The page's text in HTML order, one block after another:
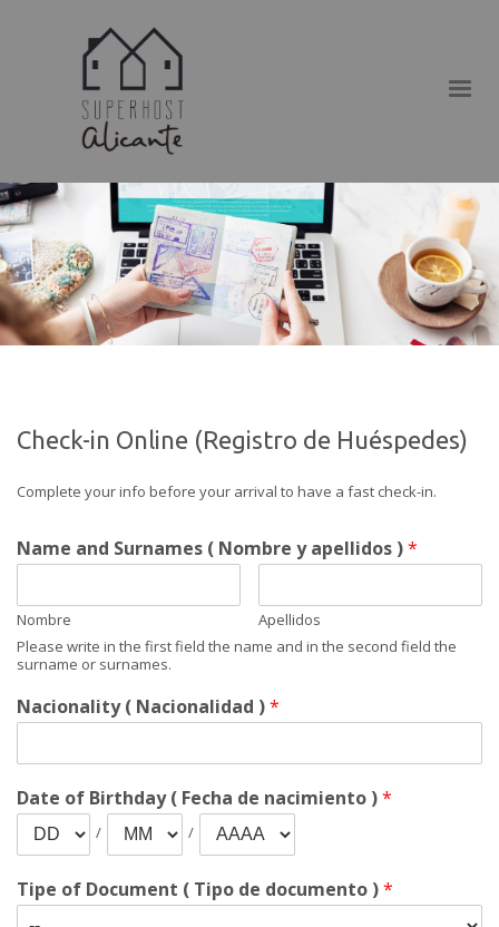
Check-in Online (Registro de Huéspedes)
Complete your info before your arrival to have a fast check-in.
Name and Surnames ( Nombre y apellidos )*
Nombre
Apellidos
Please write in the first field the name and in the second field the
surname or surnames.
Nacionality ( Nacionalidad )*
Date of Birthday ( Fecha de nacimiento )*
/ /
Tipe of Document ( Tipo de documento )*